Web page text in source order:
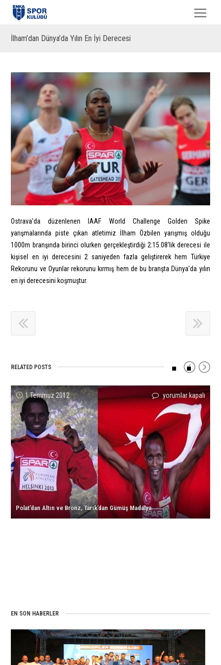
İlham’dan Dünya’da Yılın En İyi Derecesi
Ostrava’da düzenlenen IAAF World Challenge Golden Spike
yarışmalarında piste çıkan atletimiz İlham Özbilen yarışmış olduğu
1000m branşında birinci olurken gerçekleştirdiği 2:15.08’lik derecesi ile
kişisel en iyi derecesini 2 saniyeden fazla geliştirerek hem Türkiye
Rekorunu ve Oyunlar rekorunu kırmış hem de bu branşta Dünya’da yılın
en iyi derecesini koşmuştur.
RELATED POSTS
1 Temmuz 2012
Polat’dan
Altın
ve
Bronz,
Tarık’dan
Gümüş
Madalya
için
yorumlar kapalı
Polat’dan Altın ve Bronz, Tarık’dan Gümüş Madalya
Teşekkürler
Jak
Ali!
için
yorumlar kapalı
32.
SADİ
GÜLÇELİK
YARIŞMALARI
için
yorumlar kapalı
5.
İslami
Dayanışma
Oyunları’nda
Atletizm
Branşında
Madalya
Yağmuru!
için
yorumlar kapalı
Tuğba
Danışmaz’dan
Fransa’da
Başarılı
Sonuçlar!
için
yorumlar kapalı
Ayça
Fidanoğlu
Okullar
Arası
Dünya
Kros
Şampiyonu!
için
yorumlar kapalı
EN SON HABERLER